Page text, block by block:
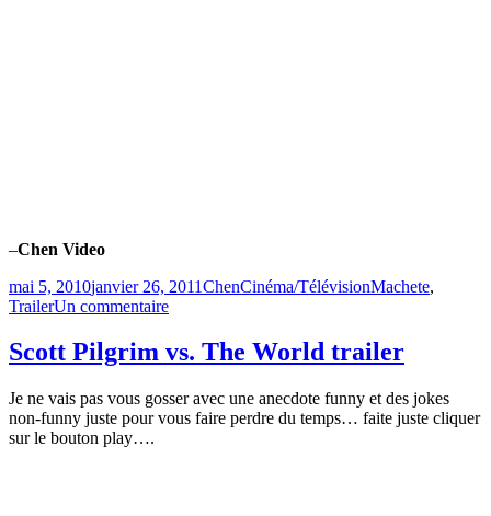
–Chen Video
Publié
le
mai 5, 2010janvier 26, 2011ChenCatégories
Cinéma/TélévisionÉtiquettes
Machete,
TrailerUn commentairesur
pour
Cinco
Mayo!
Scott Pilgrim vs. The World trailer
Je ne vais pas vous gosser avec une anecdote funny et des jokes
non-funny juste pour vous faire perdre du temps… faite juste cliquer
sur le bouton play….